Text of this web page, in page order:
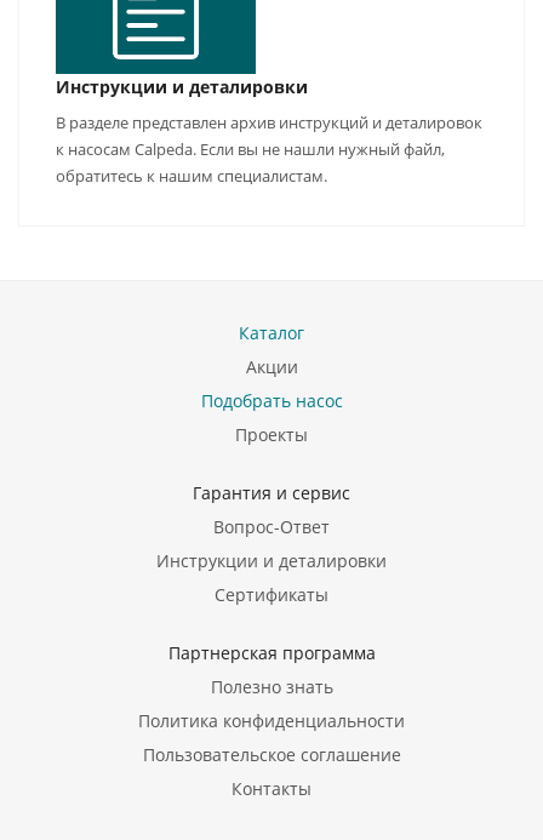
Инструкции и деталировки
В разделе представлен архив инструкций и деталировок
к насосам Calpeda. Если вы не нашли нужный файл,
обратитесь к нашим специалистам.
Каталог
Акции
Подобрать насос
Проекты
Гарантия и сервис
Вопрос-Ответ
Инструкции и деталировки
Сертификаты
Партнерская программа
Полезно знать
Политика конфиденциальности
Пользовательское соглашение
Контакты